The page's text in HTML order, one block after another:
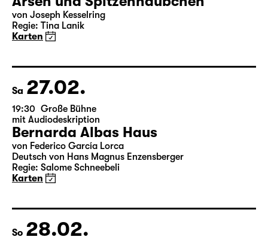
Fr 26.02.
19:30 — 22:00
Arsen und Spitzenhäubchen
Regie: Tina Lanik
Karten
Sa 27.02.
19:30 Große Bühne
mit Audiodeskription
Bernarda Albas Haus
Regie: Salome Schneebeli
Karten